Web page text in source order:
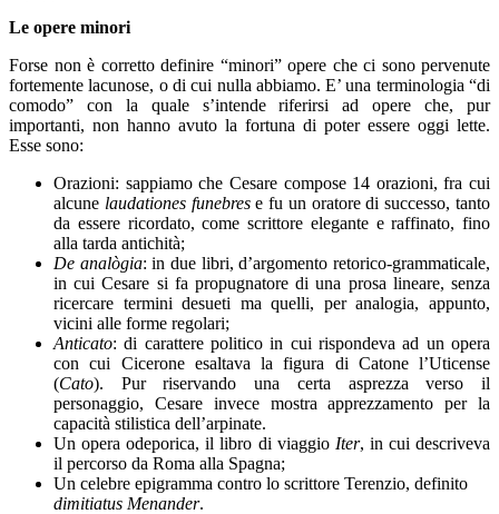
Le opere minori
Forse non è corretto definire “minori” opere che ci sono pervenute
fortemente lacunose, o di cui nulla abbiamo. E’ una terminologia “di
comodo” con la quale s’intende riferirsi ad opere che, pur
importanti, non hanno avuto la fortuna di poter essere oggi lette.
Esse sono:
Orazioni: sappiamo che Cesare compose 14 orazioni, fra cui
alcune laudationes funebrese fu un oratore di successo, tanto
da essere ricordato, come scrittore elegante e raffinato, fino
alla tarda antichità;
De analògia: in due libri, d’argomento retorico-grammaticale,
in cui Cesare si fa propugnatore di una prosa lineare, senza
ricercare termini desueti ma quelli, per analogia, appunto,
vicini alle forme regolari;
Anticato: di carattere politico in cui rispondeva ad un opera
con cui Cicerone esaltava la figura di Catone l’Uticense
(Cato). Pur riservando una certa asprezza verso il
personaggio, Cesare invece mostra apprezzamento per la
capacità stilistica dell’arpinate.
Un opera odeporica, il libro di viaggio Iter, in cui descriveva
il percorso da Roma alla Spagna;
Un celebre epigramma contro lo scrittore Terenzio, definito
dimitiatus Menander.